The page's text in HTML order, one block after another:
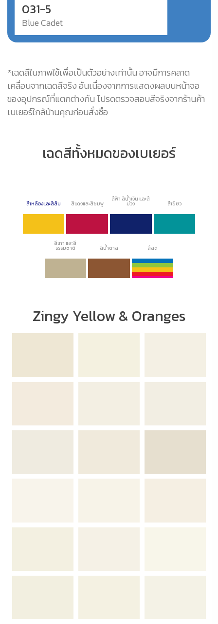
031-5
Blue Cadet
*เฉดสีในภาพใช้เพื่อเป็นตัวอย่างเท่านั้น อาจมีการคลาด
เคลื่อนจากเฉดสีจริง อันเนื่องจากการแสดงผลบนหน้าจอ
ของอุปกรณ์ที่แตกต่างกัน โปรดตรวจสอบสีจริงจากร้านค้า
เบเยอร์ใกล้บ้านคุณก่อนสั่งซื้อ
เฉดสีทั้งหมดของเบเยอร์
สีเหลืองและสีส้ม สีแดงและสีชมพู
สีฟ้า สีน้ำเงิน และสี
ม่วง สีเขียว
สีเทา และสี
ธรรมชาติ สีน้ำตาล สีสด
Zingy Yellow & Oranges